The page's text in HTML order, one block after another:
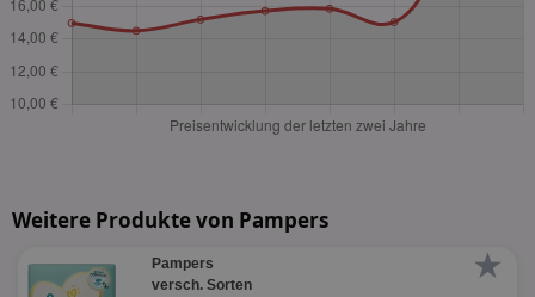
Weitere Produkte von Pampers
★
Pampers
versch. Sorten